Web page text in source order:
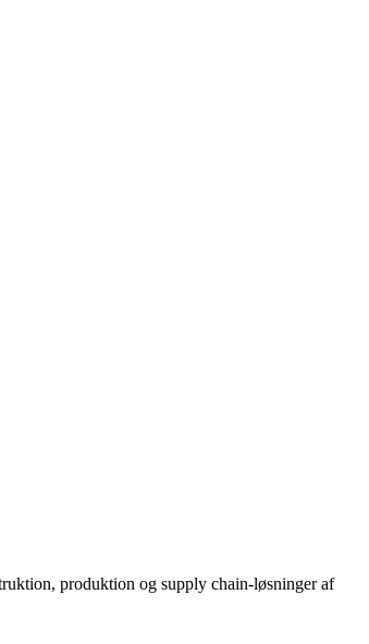
produktion og supply chain-løsninger af